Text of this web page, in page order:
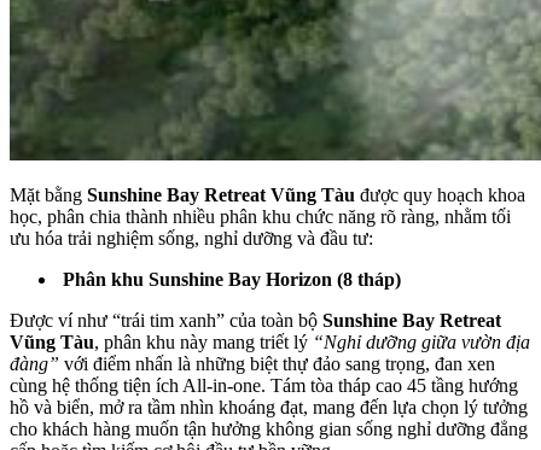
Mặt bằng Sunshine Bay Retreat Vũng Tàu được quy hoạch khoa
học, phân chia thành nhiều phân khu chức năng rõ ràng, nhằm tối
ưu hóa trải nghiệm sống, nghỉ dưỡng và đầu tư:
Phân khu Sunshine Bay Horizon (8 tháp)
Được ví như “trái tim xanh” của toàn bộ Sunshine Bay Retreat
Vũng Tàu, phân khu này mang triết lý “Nghỉ dưỡng giữa vườn địa
đàng” với điểm nhấn là những biệt thự đảo sang trọng, đan xen
cùng hệ thống tiện ích All-in-one. Tám tòa tháp cao 45 tầng hướng
hồ và biển, mở ra tầm nhìn khoáng đạt, mang đến lựa chọn lý tưởng
cho khách hàng muốn tận hưởng không gian sống nghỉ dưỡng đẳng